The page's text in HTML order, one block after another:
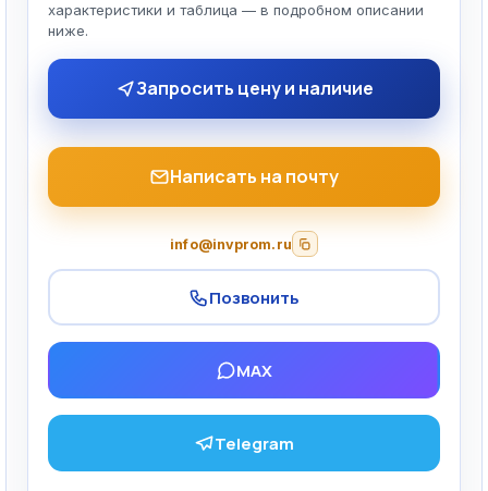
характеристики и таблица — в подробном описании
ниже.
Запросить цену и наличие
Написать на почту
info@invprom.ru
Позвонить
MAX
Telegram